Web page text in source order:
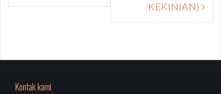
KEKINIAN)
Kontak kami